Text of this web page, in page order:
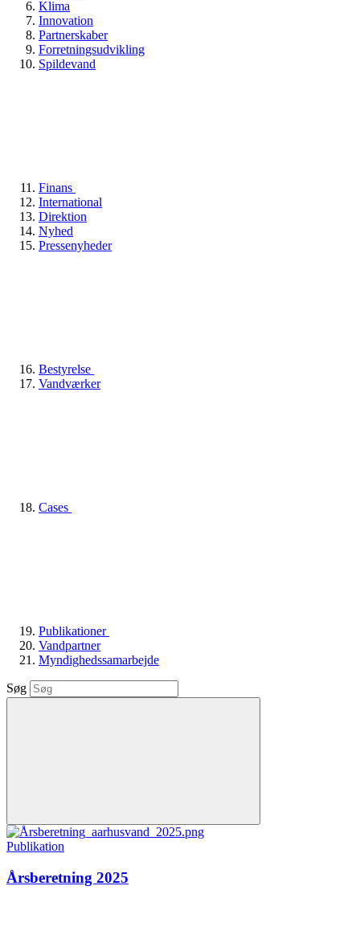
Klima
Innovation
Partnerskaber
Forretningsudvikling
Spildevand
Finans
International
Direktion
Nyhed
Pressenyheder
Bestyrelse
Vandværker
Cases
Publikationer
Vandpartner
Myndighedssamarbejde
Søg
Publikation
Årsberetning 2025